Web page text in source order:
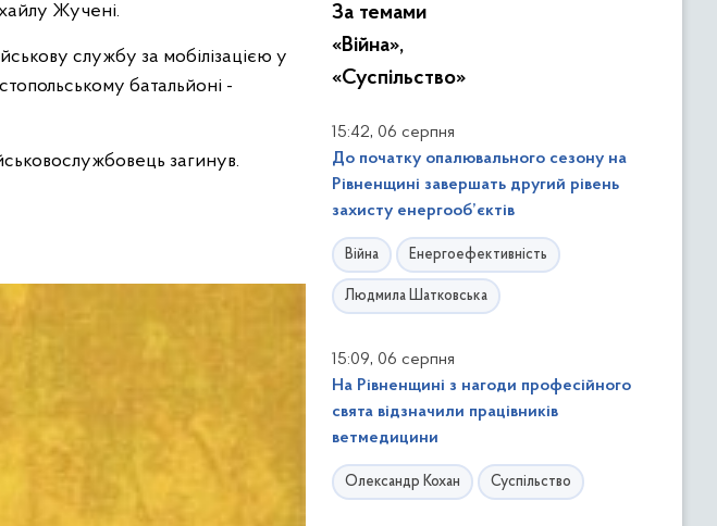
Жучені.
службу за мобілізацією у
батальйоні -
загинув.
За темами
«Війна»,
«Суспільство»
15:42, 06 серпня
До початку опалювального сезону на
Рівненщині завершать другий рівень
захисту енергооб’єктів
Війна Енергоефективність
Людмила Шатковська
15:09, 06 серпня
На Рівненщині з нагоди професійного
свята відзначили працівників
ветмедицини
Олександр Кохан Суспільство